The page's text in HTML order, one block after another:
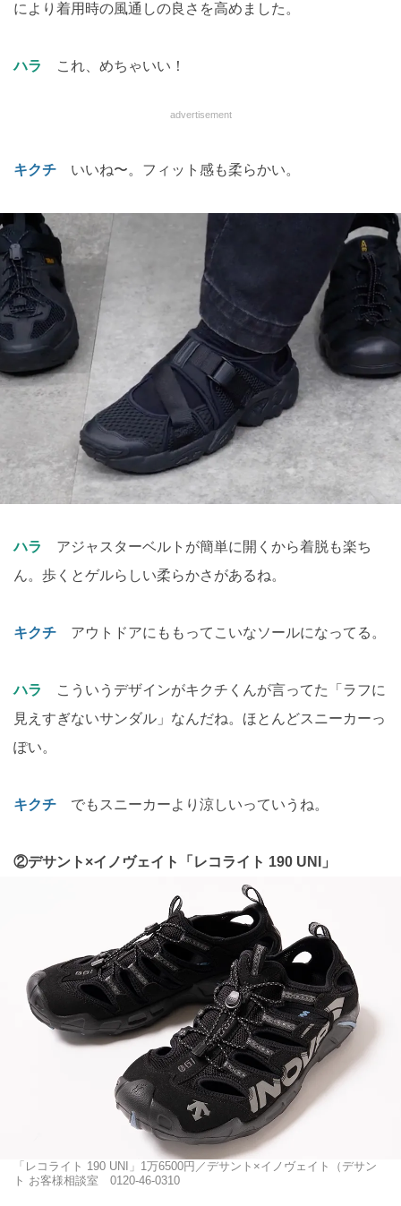
により着用時の風通しの良さを高めました。
ハラ これ、めちゃいい！
advertisement
キクチ いいね〜。フィット感も柔らかい。
ハラ
アジャスターベルトが簡単に開くから着脱も楽ち
ん。歩くとゲルらしい柔らかさがあるね。
キクチ アウトドアにももってこいなソールになってる。
ハラ
こういうデザインがキクチくんが言ってた「ラフに
見えすぎないサンダル」なんだね。ほとんどスニーカーっ
ぽい。
キクチ でもスニーカーより涼しいっていうね。
②デサント×イノヴェイト「レコライト 190 UNI」
「レコライト 190 UNI」1万6500円／デサント×イノヴェイト（デサン
ト お客様相談室 0120-46-0310